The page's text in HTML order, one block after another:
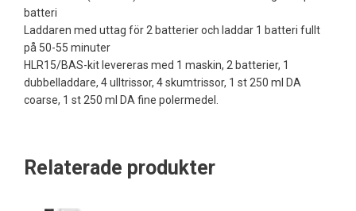
batteri
Laddaren med uttag för 2 batterier och laddar 1 batteri fullt
på 50-55 minuter
HLR15/BAS-kit levereras med 1 maskin, 2 batterier, 1
dubbelladdare, 4 ulltrissor, 4 skumtrissor, 1 st 250 ml DA
coarse, 1 st 250 ml DA fine polermedel.
Relaterade produkter